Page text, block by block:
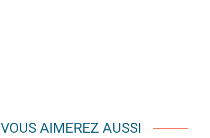
VOUS AIMEREZ AUSSI